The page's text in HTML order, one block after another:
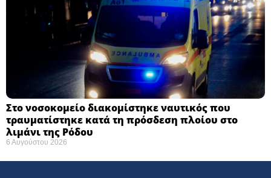
Στο νοσοκομείο διακομίστηκε ναυτικός που
τραυματίστηκε κατά τη πρόσδεση πλοίου στο
λιμάνι της Ρόδου
6 Αυγούστου 2026